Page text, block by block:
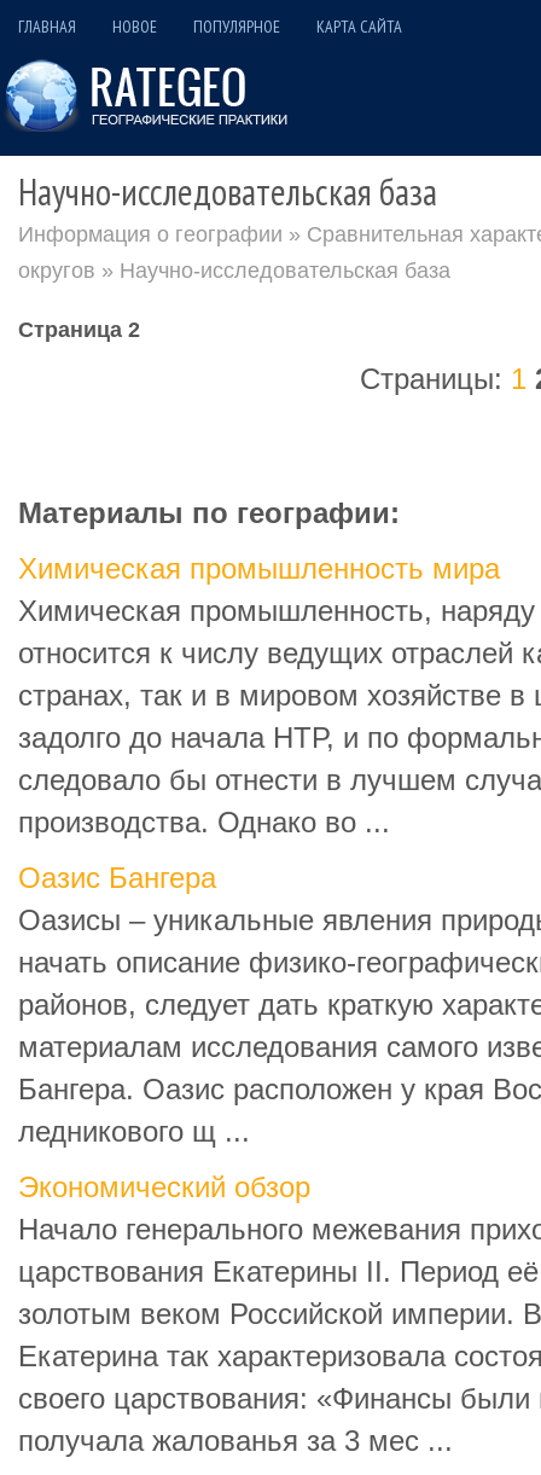
ГЛАВНАЯ НОВОЕ ПОПУЛЯРНОЕ КАРТА САЙТА
Научно-исследовательская база
Информация о географии » Сравнительная
округов » Научно-исследовательская база
Страница 2
Страницы: 1
Материалы по географии:
Химическая промышленность мира
Химическая промышленность,
относится к числу ведущих отраслей
странах, так и в мировом хозяйстве
задолго до начала НТР, и по
следовало бы отнести в лучшем
производства. Однако во ...
Оазис Бангера
Оазисы – уникальные явления
начать описание физико-
районов, следует дать краткую
материалам исследования самого
Бангера. Оазис расположен у края
ледникового щ ...
Экономический обзор
Начало генерального межевания
царствования Екатерины II. Период
золотым веком Российской империи.
Екатерина так характеризовала
своего царствования: «Финансы
получала жалованья за 3 мес ...